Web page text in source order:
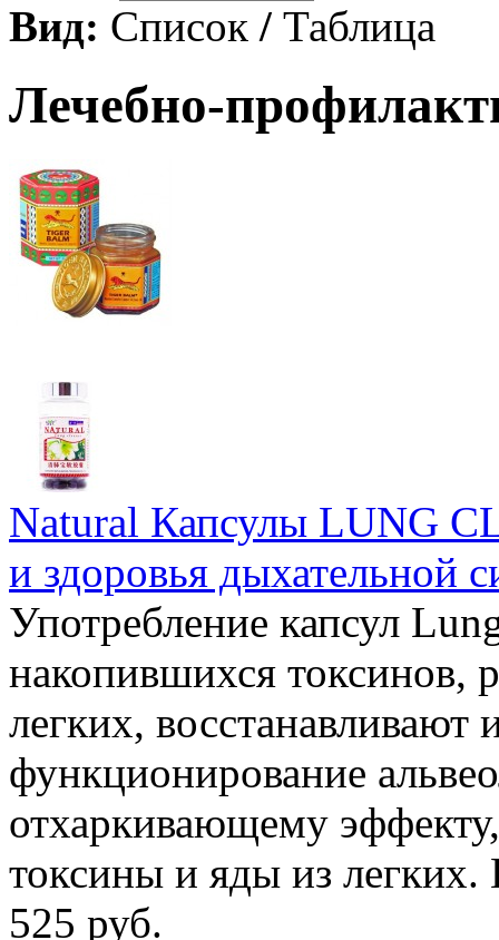
Вид: Список / Таблица
Лечебно-
Natural Капсулы LUNG
и здоровья дыхательной
Употребление капсул
накопившихся токсинов,
легких,
функционирование
отхаркивающему
токсины и яды из
525 руб.